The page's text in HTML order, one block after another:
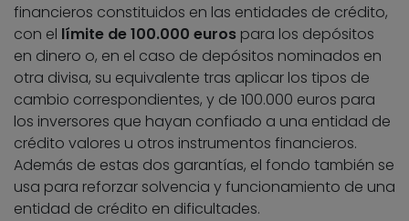
financieros constituidos en las entidades de crédito,
con el límite de 100.000 euros para los depósitos
en dinero o, en el caso de depósitos nominados en
otra divisa, su equivalente tras aplicar los tipos de
cambio correspondientes, y de 100.000 euros para
los inversores que hayan confiado a una entidad de
crédito valores u otros instrumentos financieros.
Además de estas dos garantías, el fondo también se
usa para reforzar solvencia y funcionamiento de una
entidad de crédito en dificultades.